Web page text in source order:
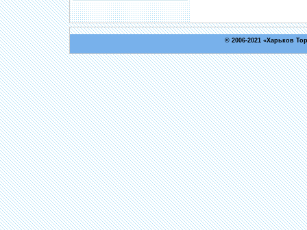
© 2006-2021 «Харьков